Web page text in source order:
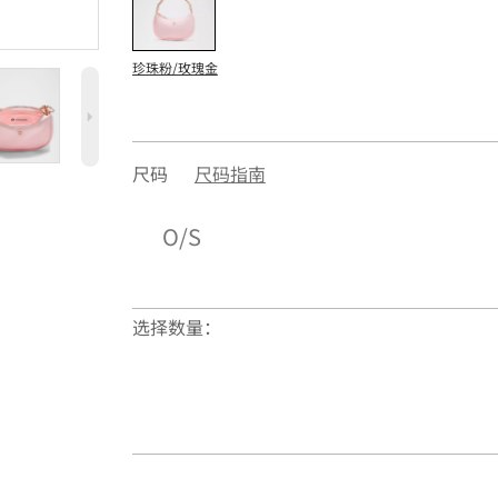
5
珍珠粉/玫瑰金
尺码 尺码指南
O/S
选择数量：